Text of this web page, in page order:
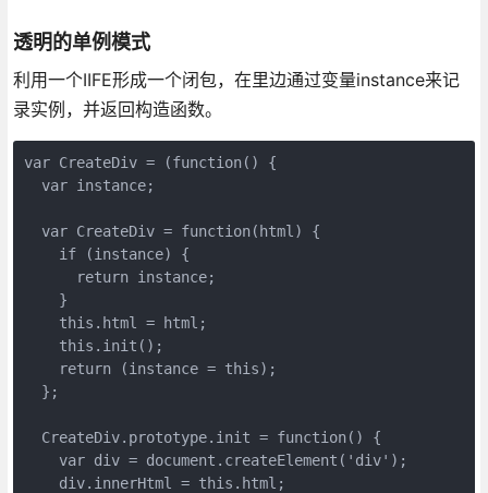
透明的单例模式
利用一个IIFE形成一个闭包，在里边通过变量instance来记
录实例，并返回构造函数。
var CreateDiv = (function() {
  var instance;
  var CreateDiv = function(html) {
    if (instance) {
      return instance;
    }
    this.html = html;
    this.init();
    return (instance = this);
  };
  CreateDiv.prototype.init = function() {
    var div = document.createElement('div');
    div.innerHtml = this.html;